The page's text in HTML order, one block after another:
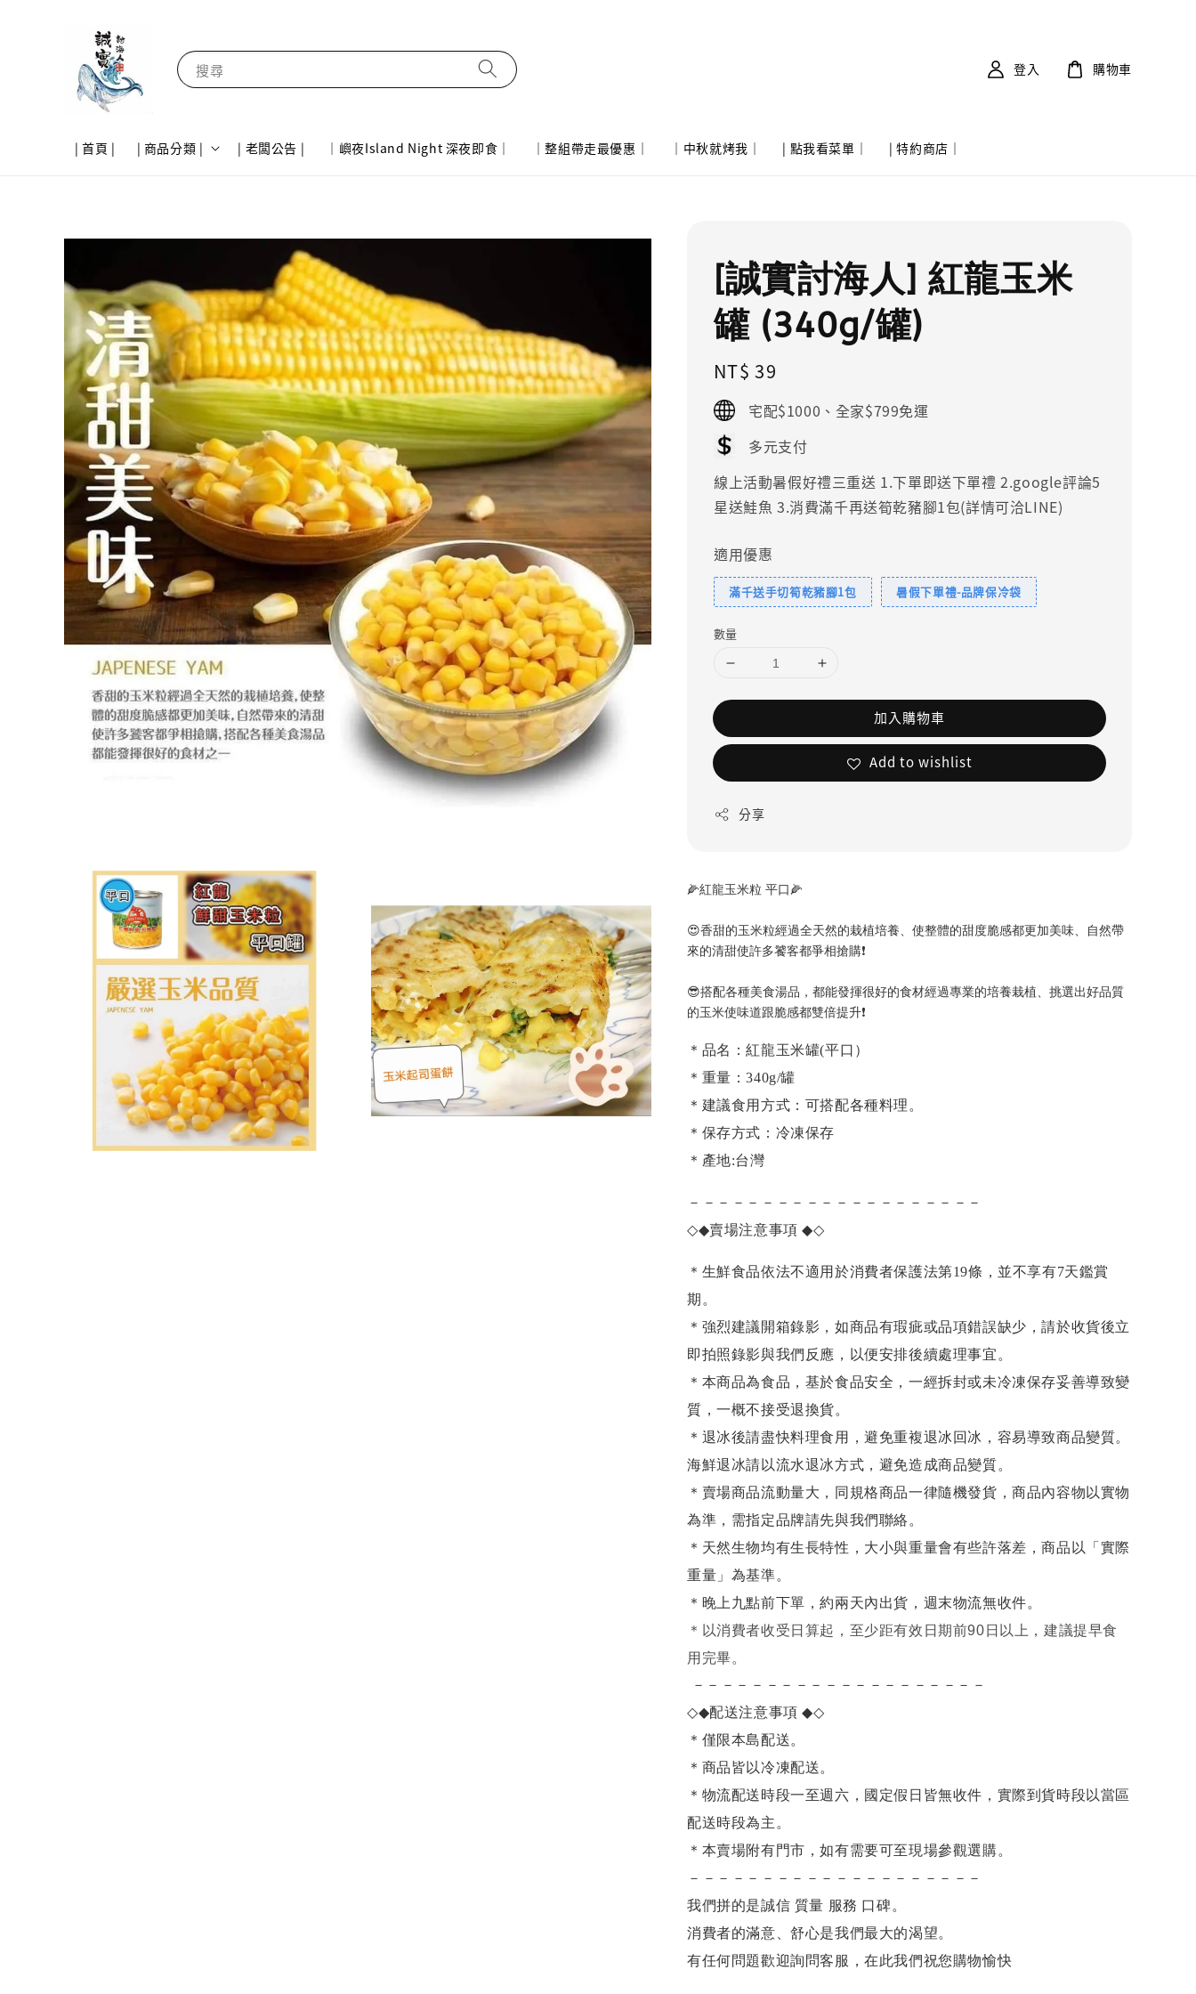
搜尋
| 首頁 | | 商品分類 | | 老闆公告 | ｜嶼夜Island Night 深夜即食｜ ｜整組帶走最優惠｜ ｜中秋就烤我｜ | 點我看菜單｜ | 特約商店｜
登入 購物車
[誠實討海人] 紅龍玉米
罐 (340g/罐)
Regular
price
NT$ 39
宅配$1000、全家$799免運
多元支付
線上活動暑假好禮三重送 1.下單即送下單禮 2.google評論5
星送鮭魚 3.消費滿千再送筍乾豬腳1包(詳情可洽LINE)
適用優惠
滿千送手切筍乾豬腳1包 暑假下單禮-品牌保冷袋
數量
加入購物車
Add to wishlist
分享
🌽紅龍玉米粒 平口🌽
😍香甜的玉米粒經過全天然的栽植培養、使整體的甜度脆感都更加美味、自然帶
來的清甜使許多饕客都爭相搶購❗️
😎搭配各種美食湯品，都能發揮很好的食材經過專業的培養栽植、挑選出好品質
的玉米使味道跟脆感都雙倍提升❗️
＊品名：紅龍玉米罐(平口）
＊重量：340g/罐
＊建議食用方式：可搭配各種料理。
＊保存方式：冷凍保存
＊產地:台灣
－－－－－－－－－－－－－－－－－－－－
◇◆賣場注意事項◆◇
＊生鮮食品依法不適用於消費者保護法第19條，並不享有7天鑑賞
期。
＊強烈建議開箱錄影，如商品有瑕疵或品項錯誤缺少，請於收貨後立
即拍照錄影與我們反應，以便安排後續處理事宜。
＊本商品為食品，基於食品安全，一經拆封或未冷凍保存妥善導致變
質，一概不接受退換貨。
＊退冰後請盡快料理食用，避免重複退冰回冰，容易導致商品變質。
海鮮退冰請以流水退冰方式，避免造成商品變質。
＊賣場商品流動量大，同規格商品一律隨機發貨，商品內容物以實物
為準，需指定品牌請先與我們聯絡。
＊天然生物均有生長特性，大小與重量會有些許落差，商品以「實際
重量」為基準。
＊晚上九點前下單，約兩天內出貨，週末物流無收件。
＊ 以消費者收受日算起，至少距有效日期前90日以上，建議提早食
用完畢。
－－－－－－－－－－－－－－－－－－－－
◇◆配送注意事項◆◇
＊僅限本島配送。
＊商品皆以冷凍配送。
＊物流配送時段一至週六，國定假日皆無收件，實際到貨時段以當區
配送時段為主。
＊本賣場附有門市，如有需要可至現場參觀選購。
－－－－－－－－－－－－－－－－－－－－
我們拼的是誠信 質量 服務 口碑。
消費者的滿意、舒心是我們最大的渴望。
有任何問題歡迎詢問客服，在此我們祝您購物愉快